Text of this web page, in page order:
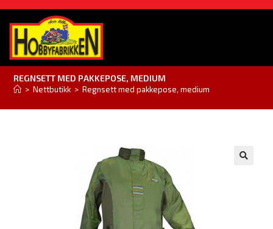
REGNSETT MED PAKKEPOSE, MEDIUM
> Nettbutikk > Regnsett med pakkepose, medium